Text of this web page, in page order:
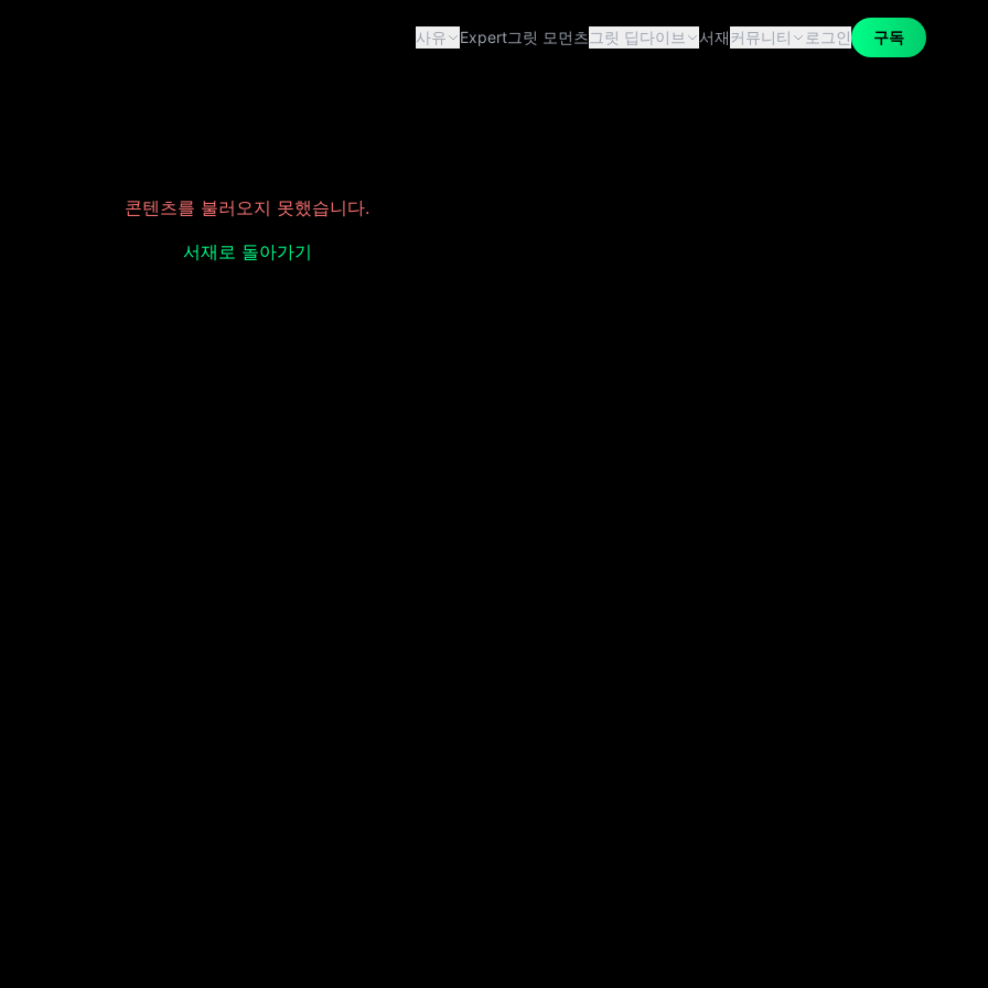
사유 Expert그릿 모먼츠그릿 딥다이브 서재커뮤니티 로그인 구독
콘텐츠를 불러오지 못했습니다.
서재로 돌아가기